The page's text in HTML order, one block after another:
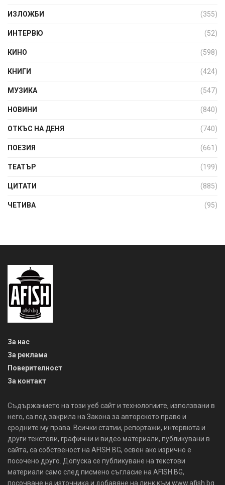
ИЗЛОЖБИ (355)
ИНТЕРВЮ (52)
КИНО (598)
КНИГИ (424)
МУЗИКА (547)
НОВИНИ (840)
ОТКЪС НА ДЕНЯ (740)
ПОЕЗИЯ (661)
ТЕАТЪР (199)
ЦИТАТИ (885)
ЧЕТИВА (95)
За нас
За реклама
Поверителност
За контакт
Съдържанието на този уеб сайт и технологиите, използвани в
него, са под закрила на Закона за авторското право и
сродните му права. Всички статии, репортажи, интервюта и
други текстови, графични и видео материали, публикувани в
сайта, са собственост на AFISH.BG, освен ако изрично е
посочено друго. Допуска се публикуване на текстови
материали само след писмено съгласие на AFISH.BG,
посочване на източника и добавяне на линк към www.afish.bg.